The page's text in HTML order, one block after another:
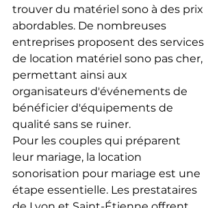
trouver du matériel sono à des prix
abordables. De nombreuses
entreprises proposent des services
de location matériel sono pas cher,
permettant ainsi aux
organisateurs d'événements de
bénéficier d'équipements de
qualité sans se ruiner.
Pour les couples qui préparent
leur mariage, la location
sonorisation pour mariage est une
étape essentielle. Les prestataires